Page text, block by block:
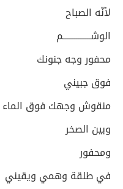
لأنّه الصباح
الوشـــــــــــــــم
محفور وجه جنونك
فوق جبيني
منقوش وجهك فوق الماء
وبين الصخر
ومحفور
في طلقة وهمي ويقيني